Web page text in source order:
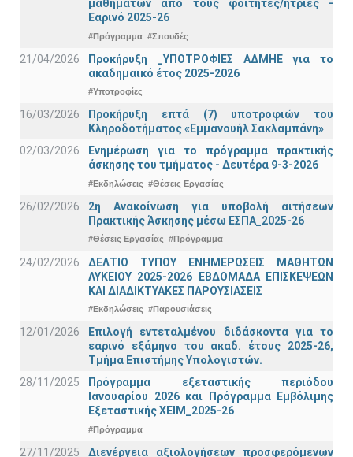
μαθημάτων από τους φοιτητές/ήτριες -
Εαρινό 2025-26
#Πρόγραμμα #Σπουδές
21/04/2026
Προκήρυξη _ΥΠΟΤΡΟΦΙΕΣ ΑΔΜΗΕ για το
ακαδημαικό έτος 2025-2026
#Υποτροφίες
16/03/2026
Προκήρυξη επτά (7) υποτροφιών του
Κληροδοτήματος «Εμμανουήλ Σακλαμπάνη»
02/03/2026
Ενημέρωση για το πρόγραμμα πρακτικής
άσκησης του τμήματος - Δευτέρα 9-3-2026
#Εκδηλώσεις #Θέσεις Εργασίας
26/02/2026
2η Ανακοίνωση για υποβολή αιτήσεων
Πρακτικής Άσκησης μέσω ΕΣΠΑ_2025-26
#Θέσεις Εργασίας #Πρόγραμμα
24/02/2026
ΔΕΛΤΙΟ ΤΥΠΟΥ ΕΝΗΜΕΡΩΣΕΙΣ ΜΑΘΗΤΩΝ
ΛΥΚΕΙΟΥ 2025-2026 ΕΒΔΟΜΑΔΑ ΕΠΙΣΚΕΨΕΩΝ
ΚΑΙ ΔΙΑΔΙΚΤΥΑΚΕΣ ΠΑΡΟΥΣΙΑΣΕΙΣ
#Εκδηλώσεις #Παρουσιάσεις
12/01/2026
Επιλογή εντεταλμένου διδάσκοντα για το
εαρινό εξάμηνο του ακαδ. έτους 2025-26,
Τμήμα Επιστήμης Υπολογιστών.
28/11/2025
Πρόγραμμα εξεταστικής περιόδου
Ιανουαρίου 2026 και Πρόγραμμα Εμβόλιμης
Εξεταστικής ΧΕΙΜ_2025-26
#Πρόγραμμα
27/11/2025
Διενέργεια αξιολογήσεων προσφερόμενων